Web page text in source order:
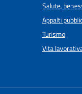
Salute,
Appalti
Turismo
Vita